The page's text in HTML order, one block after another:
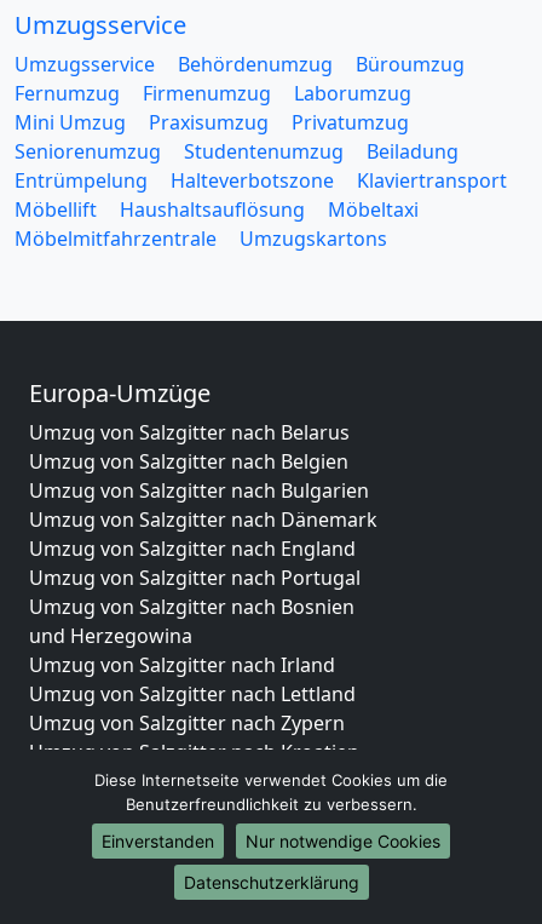
Umzugsservice
Umzugsservice Behördenumzug
Büroumzug
Fernumzug
Firmenumzug
Laborumzug
Mini Umzug
Praxisumzug
Privatumzug
Seniorenumzug
Studentenumzug
Beiladung
Entrümpelung
Halteverbotszone
Klaviertransport
Möbellift
Haushaltsauflösung
Möbeltaxi
Möbelmitfahrzentrale
Umzugskartons
Europa-Umzüge
Umzug von Salzgitter nach Belarus
Umzug von Salzgitter nach Belgien
Umzug von Salzgitter nach Bulgarien
Umzug von Salzgitter nach Dänemark
Umzug von Salzgitter nach England
Umzug von Salzgitter nach Portugal
Umzug von Salzgitter nach Bosnien
und Herzegowina
Umzug von Salzgitter nach Irland
Umzug von Salzgitter nach Lettland
Umzug von Salzgitter nach Zypern
Umzug von Salzgitter nach Kroatien
Umzug von Salzgitter nach Estland
Umzug von Salzgitter nach Finnland
Umzug von Salzgitter nach Frankreich
Umzug von Salzgitter nach Griechenland
Umzug von Salzgitter nach Italien
Diese Internetseite verwendet Cookies um die
Benutzerfreundlichkeit zu verbessern.
Einverstanden
Nur notwendige Cookies
Datenschutzerklärung